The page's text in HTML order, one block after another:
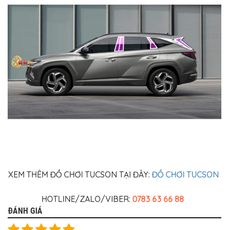
XEM THÊM ĐỒ CHƠI TUCSON TẠI ĐÂY: ĐỒ CHƠI TUCSON
HOTLINE/ZALO/VIBER: 0783 63 66 88
ĐÁNH GIÁ